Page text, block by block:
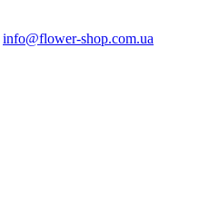
info@flower-shop.com.ua